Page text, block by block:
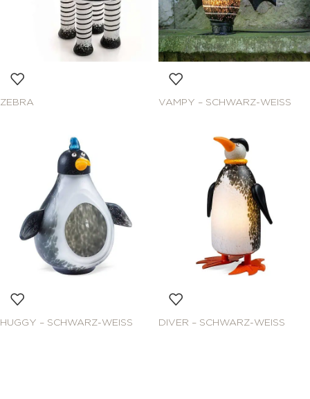
ZEBRA VAMPY – SCHWARZ-WEISS
HUGGY – SCHWARZ-WEISS DIVER – SCHWARZ-WEISS